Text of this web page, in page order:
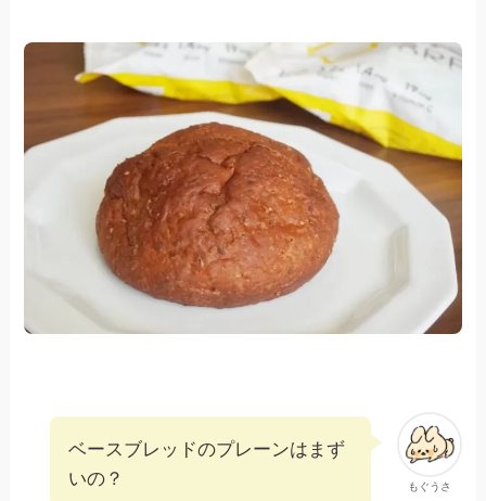
もぐうさ
ベースブレッドのプレーンはまず
いの？